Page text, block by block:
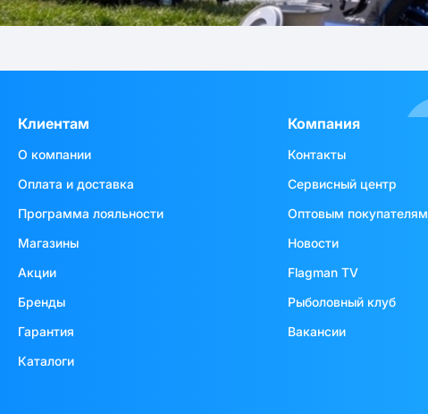
Клиентам
О компании
Оплата и доставка
Программа лояльности
Магазины
Акции
Бренды
Гарантия
Каталоги
Компания
Контакты
Сервисный центр
Оптовым покупателям
Новости
Flagman TV
Рыболовный клуб
Вакансии